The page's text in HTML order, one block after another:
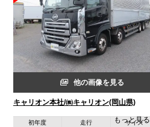
他の画像を見る
キャリオン本社/㈱キャリオン(岡山県)
初年度 走行 サイズ
もっと見る